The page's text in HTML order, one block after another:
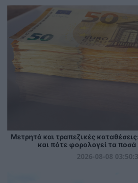
Μετρητά και τραπεζικές
και πότε φορολογεί τα
2026-08-08